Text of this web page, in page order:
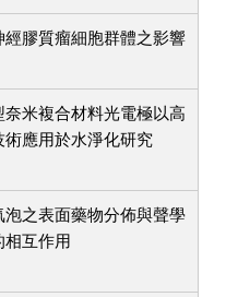
經膠質瘤細胞群體之影響
奈米複合材料光電極以高
術應用於水淨化研究
泡之表面藥物分佈與聲學
相互作用